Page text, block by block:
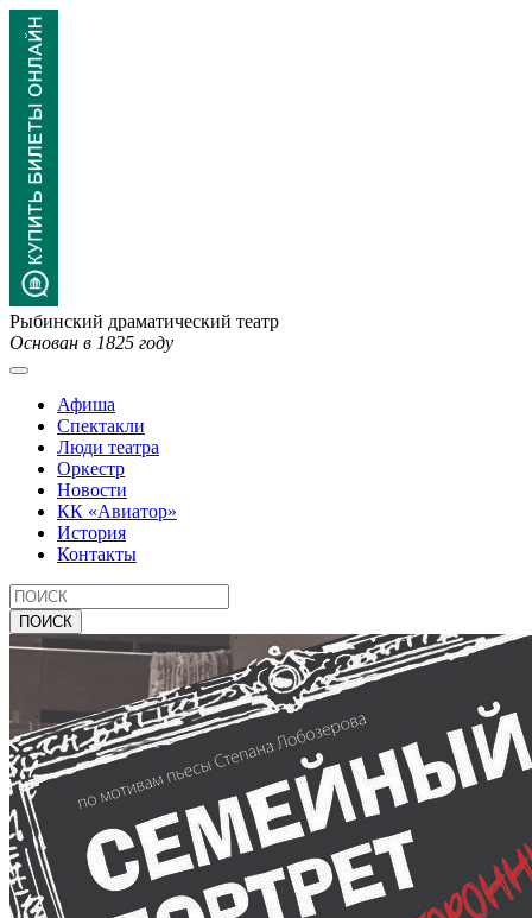
Рыбинский драматический театр
Основан в 1825 году
Афиша
Спектакли
Люди театра
Оркестр
Новости
КК «Авиатор»
История
Контакты